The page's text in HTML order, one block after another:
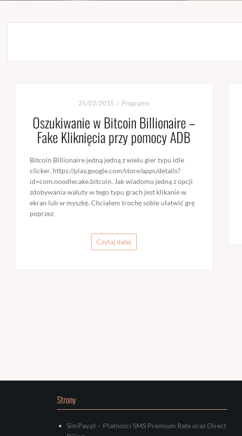
25/02/2015 Programy
Oszukiwanie w Bitcoin Billionaire –
Fake Kliknięcia przy pomocy ADB
Bitcoin Billionaire jedną jedną z wielu gier typu idle
clicker. https://play.google.com/store/apps/details?
id=com.noodlecake.bitcoin. Jak wiadomo jedną z opcji
zdobywania waluty w tego typu grach jest klikanie w
ekran lub w myszkę. Chciałem trochę sobie ułatwić grę
poprzez
Czytaj dalej
Strony
SimPay.pl – Płatności SMS Premium Rate oraz Direct